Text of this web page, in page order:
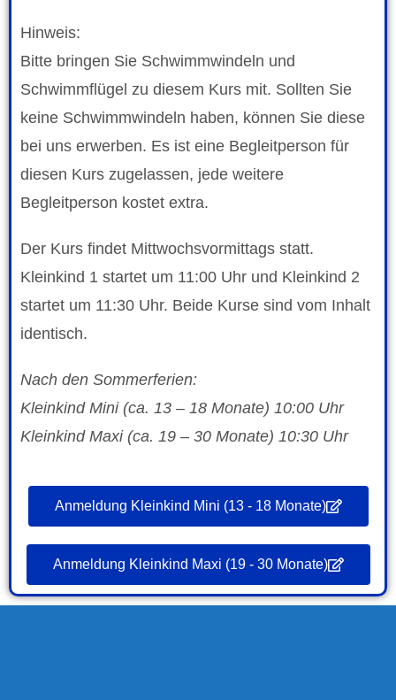
Hinweis:
Bitte bringen Sie Schwimmwindeln und
Schwimmflügel zu diesem Kurs mit. Sollten Sie
keine Schwimmwindeln haben, können Sie diese
bei uns erwerben. Es ist eine Begleitperson für
diesen Kurs zugelassen, jede weitere
Begleitperson kostet extra.
Der Kurs findet Mittwochsvormittags statt.
Kleinkind 1 startet um 11:00 Uhr und Kleinkind 2
startet um 11:30 Uhr. Beide Kurse sind vom Inhalt
identisch.
Nach den Sommerferien:
Kleinkind Mini (ca. 13 – 18 Monate) 10:00 Uhr
Kleinkind Maxi (ca. 19 – 30 Monate) 10:30 Uhr
Anmeldung Kleinkind Mini (13 - 18 Monate)
Anmeldung Kleinkind Maxi (19 - 30 Monate)